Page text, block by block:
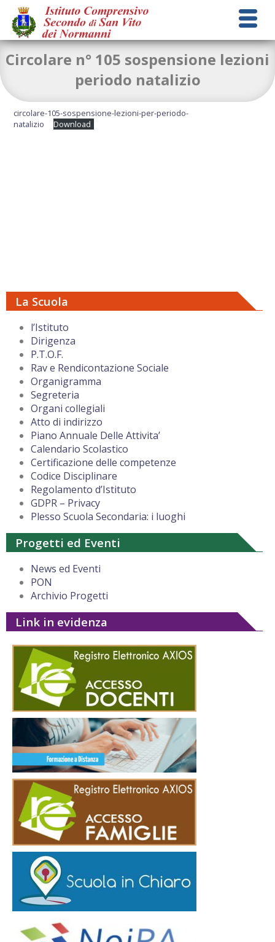
La Scuola
l’Istituto
Dirigenza
P.T.O.F.
Rav e Rendicontazione Sociale
Organigramma
Segreteria
Organi collegiali
Atto di indirizzo
Piano Annuale Delle Attivita’
Calendario Scolastico
Certificazione delle competenze
Codice Disciplinare
Regolamento d’Istituto
GDPR – Privacy
Plesso Scuola Secondaria: i luoghi
Progetti ed Eventi
News ed Eventi
PON
Archivio Progetti
Link in evidenza
Circolare n° 105 sospensione lezioni
periodo natalizio
circolare-105-sospensione-lezioni-per-periodo-
natalizio
Download